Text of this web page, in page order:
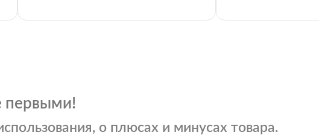
первыми!
о плюсах и минусах товара.